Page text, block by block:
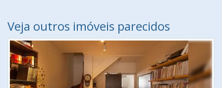
Veja outros imóveis parecidos